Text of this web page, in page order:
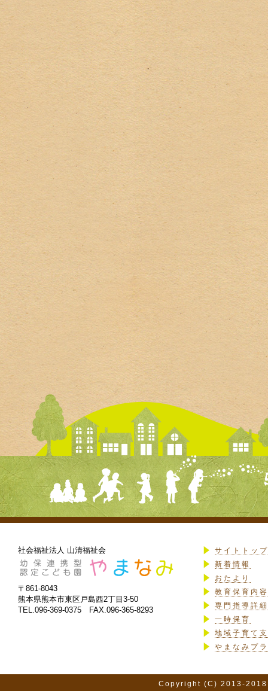
社会福祉法人 山清福祉会
〒861-8043
熊本県熊本市東区戸島西2丁目3-50
TEL.096-369-0375 FAX.096-365-8293
サイトトップ
新着情報
おたより
教育保育内
専門指導詳細
一時保育
地域子育て
やまなみプ
Copyright (C) 2013-